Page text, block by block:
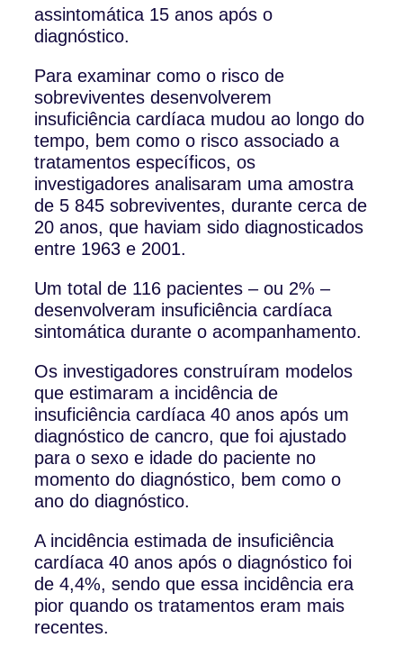
assintomática 15 anos após o
diagnóstico.
Para examinar como o risco de
sobreviventes desenvolverem
insuficiência cardíaca mudou ao longo do
tempo, bem como o risco associado a
tratamentos específicos, os
investigadores analisaram uma amostra
de 5 845 sobreviventes, durante cerca de
20 anos, que haviam sido diagnosticados
entre 1963 e 2001.
Um total de 116 pacientes – ou 2% –
desenvolveram insuficiência cardíaca
sintomática durante o acompanhamento.
Os investigadores construíram modelos
que estimaram a incidência de
insuficiência cardíaca 40 anos após um
diagnóstico de cancro, que foi ajustado
para o sexo e idade do paciente no
momento do diagnóstico, bem como o
ano do diagnóstico.
A incidência estimada de insuficiência
cardíaca 40 anos após o diagnóstico foi
de 4,4%, sendo que essa incidência era
pior quando os tratamentos eram mais
recentes.